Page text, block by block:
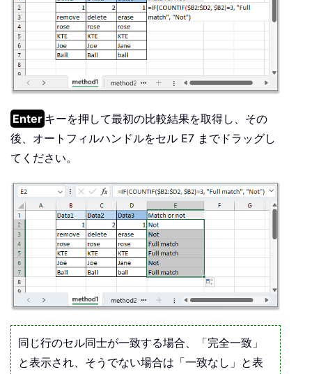
Enter キーを押して最初の比較結果を取得し、その
後、オートフィルハンドルをセル E7 までドラッグし
てください。
同じ行のセル同士が一致する場合、「完全一致」
と表示され、そうでない場合は「一致なし」と表